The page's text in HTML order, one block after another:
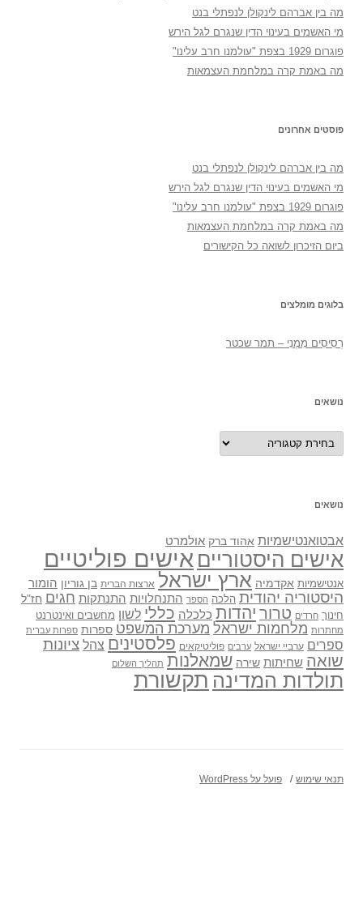
מה בין אברהם לינקולן לנפתלי בנט
מי האשמים בעינוי הדין שנגרם לגל הירש
פוגרום 1929 בצפת "עולמנו חרב עלינו"
מה באמת קרה במלחמת העצמאות
פוסטים אחרונים
מה בין אברהם לינקולן לנפתלי בנט
מי האשמים בעינוי הדין שנגרם לגל הירש
פוגרום 1929 בצפת "עולמנו חרב עלינו"
מה באמת קרה במלחמת העצמאות
ביום הזיכרון לשואה כל הקישורים
בלוגים מומלצים
רְסִיסִים מִמֶנִי – תמר שכטר
נושאים
נושאים
נושאים
אבטואנטישמיות אהוד ברק אולמרט
אישים היסטוריים אישים פוליטיים
אנטישמיות אקדמיה ארץ ישראל ארצות הברית בן גוריון הומור
היסטוריה יהודית הלכה הספר התנחלויות התנתקות חגים חז"ל
חינוך חרדים טרור יהדות כלכלה כללי לשון מחשבים ואינטרנט
מחתרות מלחמות ישראל מערכת המשפט ספרות ספרות עברית
ספרים ערביי ישראל ערבים פוליטיקאים פלסטינים צהל ציונות
שואה שחיתות שירה שמאלנות תהליך השלום
תולדות המדינה תקשורת
תנאי שימוש פועל על WordPress